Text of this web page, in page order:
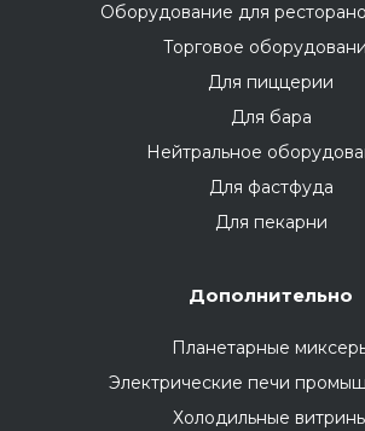
Оборудование для
Торговое
Для пиццерии
Для бара
Нейтральное
Для фастфуда
Для пекарни
Дополнительно
Планетарные
Электрические печи
Холодильные